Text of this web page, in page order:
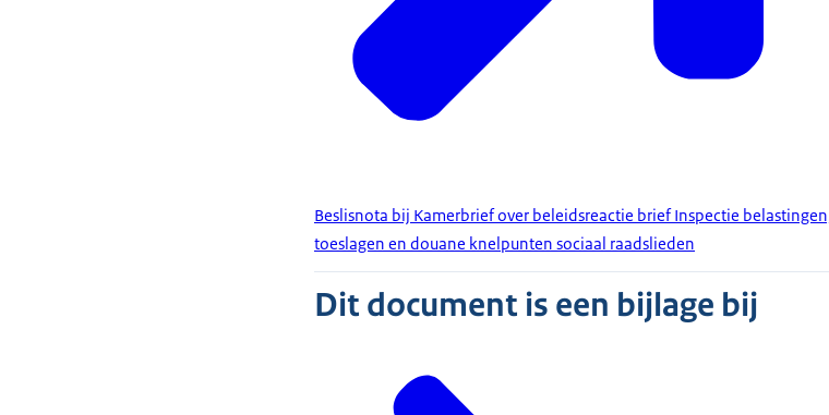
Beslisnota bij Kamerbrief over beleidsreactie brief Inspectie
toeslagen en douane knelpunten sociaal raadslieden
Dit document is een bijlage bij